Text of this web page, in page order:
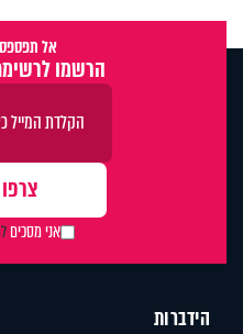
אל
הרשמו
אני מסכים
הידברות